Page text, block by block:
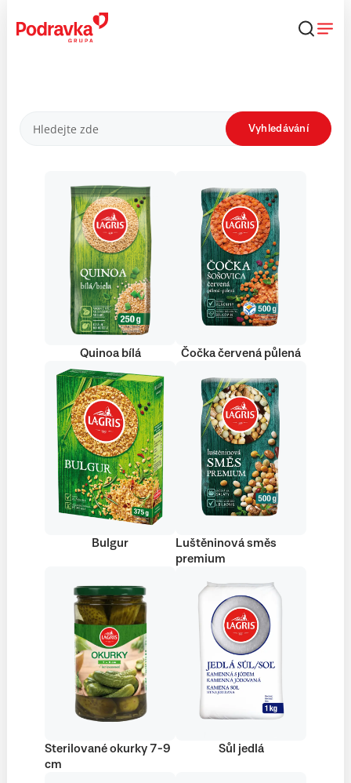
obsahu
Produkty Vyhledávání
Quinoa bílá Čočka červená půlená
Bulgur
Luštěninová směs
premium
Sterilované okurky 7-9
cm
Sůl jedlá